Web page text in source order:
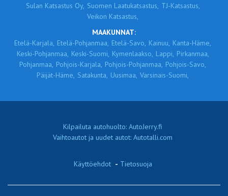
Sulan Katsastus Oy, Suomen Laatukatsastus, TJ-Katsastus,
Veikon Katsastus,
MAAKUNNAT:
Etelä-Karjala, Etelä-Pohjanmaa, Etelä-Savo, Kainuu, Kanta-Häme,
Keski-Pohjanmaa, Keski-Suomi, Kymenlaakso, Lappi, Pirkanmaa,
Pohjanmaa, Pohjois-Karjala, Pohjois-Pohjanmaa, Pohjois-Savo,
Päijät-Häme, Satakunta, Uusimaa, Varsinais-Suomi,
Kilpailuta autohuolto: AutoJerry.fi
Vaihtoautot ja uudet autot: Autotalli.com
Käyttöehdot - Tietosuoja